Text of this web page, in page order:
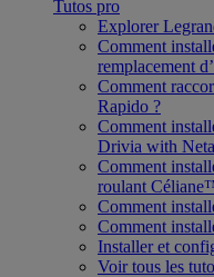
Tutos pro
Explorer
Comment
remplacement
Comment
Rapido ?
Comment
Drivia with
Comment
roulant
Comment
Comment
Installer et
Voir tous les